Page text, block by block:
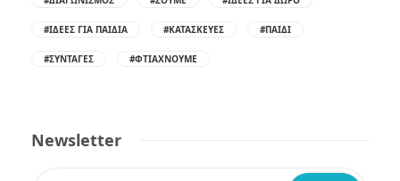
#ΙΔΈΕΣ ΓΙΑ ΠΑΙΔΙΆ #ΚΑΤΑΣΚΕΥΈΣ #ΠΑΙΔΊ
#ΣΥΝΤΑΓΈΣ #ΦΤΙΆΧΝΟΥΜΕ
Newsletter